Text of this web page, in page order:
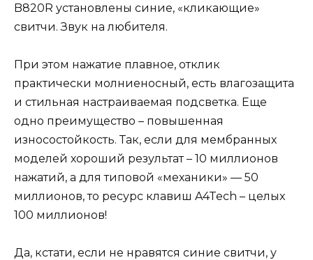
B820R установлены синие, «кликающие»
свитчи. Звук на любителя.
При этом нажатие плавное, отклик
практически молниеносный, есть влагозащита
и стильная настраиваемая подсветка. Еще
одно преимущество – повышенная
износостойкость. Так, если для мембранных
моделей хороший результат – 10 миллионов
нажатий, а для типовой «механики» — 50
миллионов, то ресурс клавиш A4Tech – целых
100 миллионов!
Да, кстати, если не нравятся синие свитчи, у